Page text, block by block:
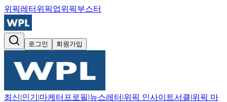
위픽레터 위픽업위픽부스터
로그인 회원가입
최신|인기 |마케터프로필|뉴스레터 |위픽 인사이트서클|위픽 마